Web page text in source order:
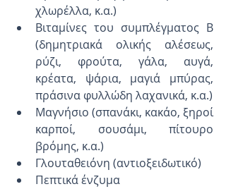
χλωρέλλα, κ.α.)
Βιταμίνες του συμπλέγματος Β
(δημητριακά ολικής αλέσεως,
ρύζι, φρούτα, γάλα, αυγά,
κρέατα, ψάρια, μαγιά μπύρας,
πράσινα φυλλώδη λαχανικά, κ.α.)
Μαγνήσιο (σπανάκι, κακάο, ξηροί
καρποί, σουσάμι, πίτουρο
βρόμης, κ.α.)
Γλουταθειόνη (αντιοξειδωτικό)
Πεπτικά ένζυμα